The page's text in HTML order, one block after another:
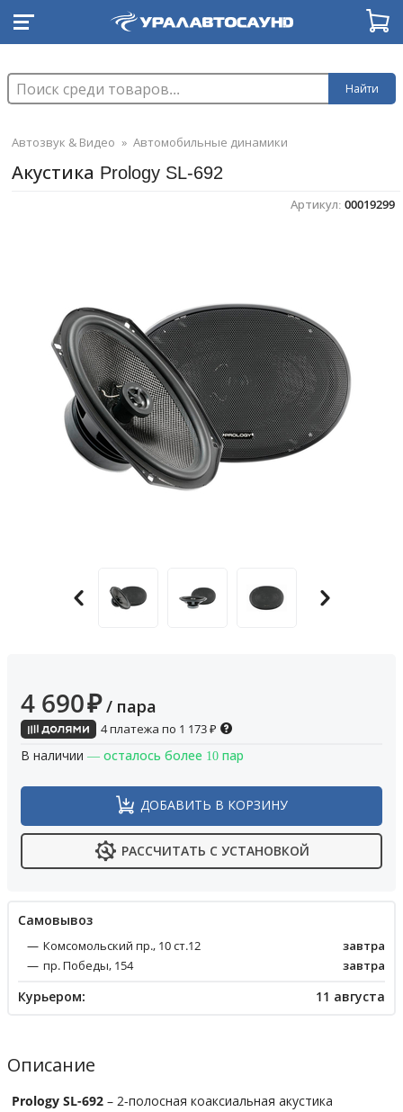
Найти
Автозвук & Видео » Автомобильные динамики
Акустика Prology SL-692
Артикул: 00019299
4 690₽ / пара
4 платежа по 1 173₽
В наличии — осталось более 10 пар
ДОБАВИТЬ В КОРЗИНУ
РАССЧИТАТЬ С УСТАНОВКОЙ
Cамовывоз
Комсомольский пр., 10 ст.12
завтра
пр. Победы, 154
завтра
Курьером: 11 августа
Описание
Prology SL-692 – 2-полосная коаксиальная акустика